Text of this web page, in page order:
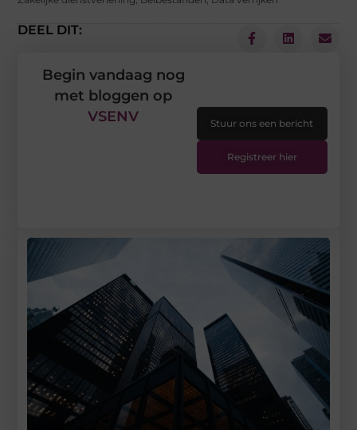
DEEL DIT:
Begin vandaag nog
met bloggen op
VSENV
Stuur ons een bericht
Registreer hier